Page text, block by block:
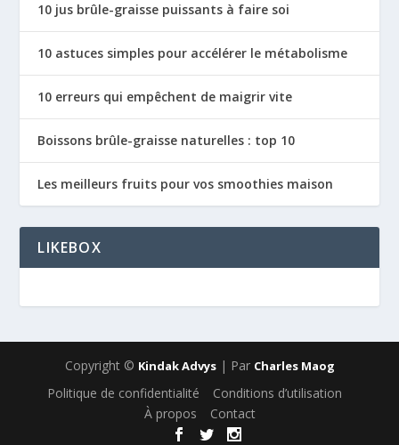
10 jus brûle-graisse puissants à faire soi
10 astuces simples pour accélérer le métabolisme
10 erreurs qui empêchent de maigrir vite
Boissons brûle-graisse naturelles : top 10
Les meilleurs fruits pour vos smoothies maison
LIKEBOX
Copyright © Kindak Advys| Par Charles Maog
Politique de confidentialité
Conditions d’utilisation
À propos
Contact